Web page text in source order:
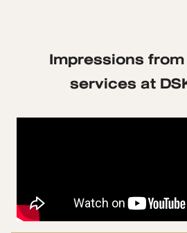
Impressions
services at